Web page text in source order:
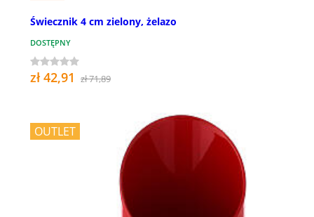
Świecznik 4 cm zielony, żelazo
DOSTĘPNY
zł 42,91 zł 71,89
OUTLET